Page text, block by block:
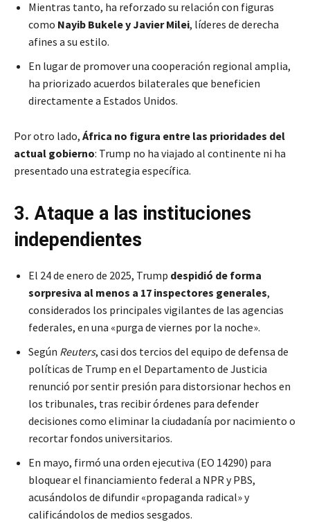
Mientras tanto, ha reforzado su relación con figuras
como Nayib Bukele y Javier Milei, líderes de derecha
afines a su estilo.
En lugar de promover una cooperación regional amplia,
ha priorizado acuerdos bilaterales que beneficien
directamente a Estados Unidos.
Por otro lado, África no figura entre las prioridades del
actual gobierno: Trump no ha viajado al continente ni ha
presentado una estrategia específica.
3. Ataque a las instituciones
independientes
El 24 de enero de 2025, Trump despidió de forma
sorpresiva al menos a 17 inspectores generales,
considerados los principales vigilantes de las agencias
federales, en una «purga de viernes por la noche».
Según Reuters, casi dos tercios del equipo de defensa de
políticas de Trump en el Departamento de Justicia
renunció por sentir presión para distorsionar hechos en
los tribunales, tras recibir órdenes para defender
decisiones como eliminar la ciudadanía por nacimiento o
recortar fondos universitarios.
En mayo, firmó una orden ejecutiva (EO 14290) para
bloquear el financiamiento federal a NPR y PBS,
acusándolos de difundir «propaganda radical» y
calificándolos de medios sesgados.